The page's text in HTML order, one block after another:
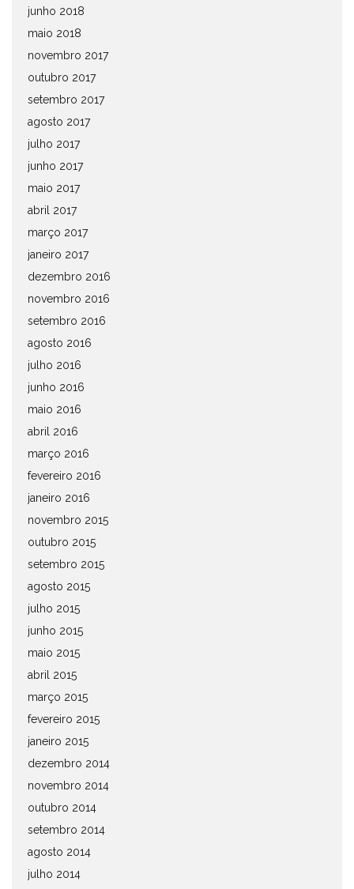
junho 2018
maio 2018
novembro 2017
outubro 2017
setembro 2017
agosto 2017
julho 2017
junho 2017
maio 2017
abril 2017
março 2017
janeiro 2017
dezembro 2016
novembro 2016
setembro 2016
agosto 2016
julho 2016
junho 2016
maio 2016
abril 2016
março 2016
fevereiro 2016
janeiro 2016
novembro 2015
outubro 2015
setembro 2015
agosto 2015
julho 2015
junho 2015
maio 2015
abril 2015
março 2015
fevereiro 2015
janeiro 2015
dezembro 2014
novembro 2014
outubro 2014
setembro 2014
agosto 2014
julho 2014